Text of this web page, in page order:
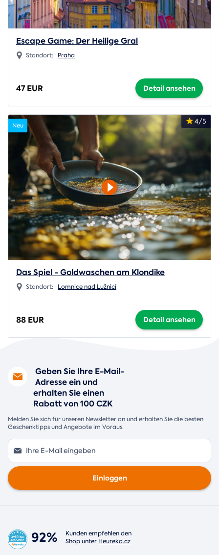
Escape Game: Der Heilige Gral
Standort: Praha
47 EUR Detail ansehen
4/5
Neu
Das Spiel - Goldwaschen am Klondike
Standort: Lomnice nad Lužnicí
88 EUR Detail ansehen
Geben Sie Ihre E-Mail-
Adresse ein und
erhalten Sie einen
Rabatt von 100 CZK
Melden Sie sich für unseren Newsletter an und erhalten Sie die besten
Geschenktipps und Angebote im Voraus.
Einloggen
92%
Kunden empfehlen den
Shop unter Heureka.cz